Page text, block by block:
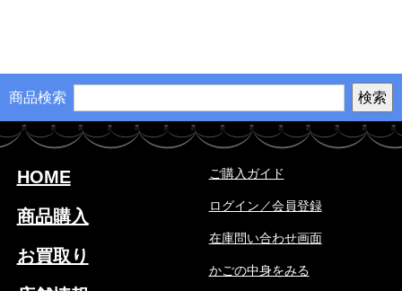
商品検索
HOME
商品購入
お買取り
ご購入ガイド
ログイン／会員登録
在庫問い合わせ画面
かごの中身をみる